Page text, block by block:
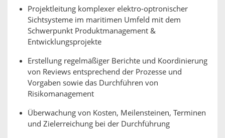
Projektleitung komplexer elektro-optronischer
Sichtsysteme im maritimen Umfeld mit dem
Schwerpunkt Produktmanagement &
Entwicklungsprojekte
Erstellung regelmäßiger Berichte und Koordinierung
von Reviews entsprechend der Prozesse und
Vorgaben sowie das Durchführen von
Risikomanagement
Überwachung von Kosten, Meilensteinen, Terminen
und Zielerreichung bei der Durchführung